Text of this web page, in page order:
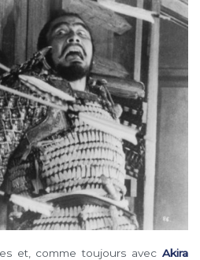
et, comme toujours avec Akira